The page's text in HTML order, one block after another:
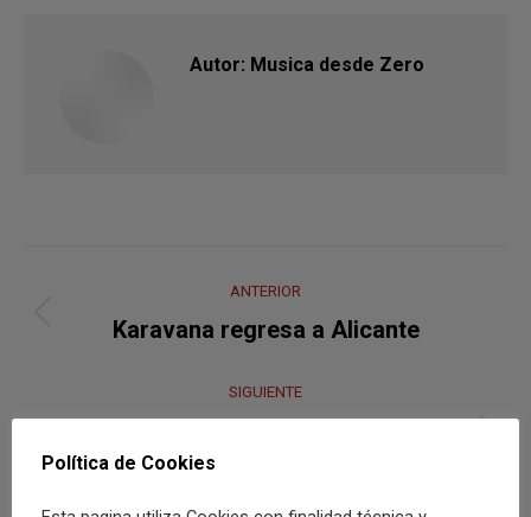
Autor: Musica desde Zero
entre
publicaciones
ANTERIOR
Publicación
Karavana regresa a Alicante
SIGUIENTE
Política de Cookies